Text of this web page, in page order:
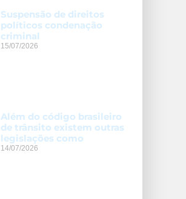
Suspensão de direitos
políticos condenação
criminal
15/07/2026
Além do código brasileiro
de trânsito existem outras
legislações como
14/07/2026